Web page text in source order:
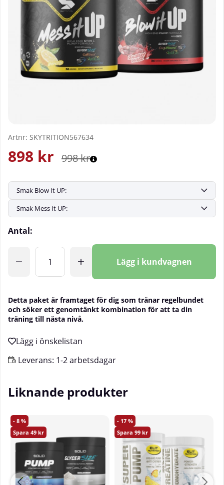
Artnr: SKYTRITION567634
998kr
898 kr
Antal:
Lägg i kundvagnen
Detta paket är framtaget för dig som tränar regelbundet
och söker ett genomtänkt kombination för att ta din
träning till nästa nivå.
Leverans: 1-2 arbetsdagar
Liknande produkter
8
49
17
99